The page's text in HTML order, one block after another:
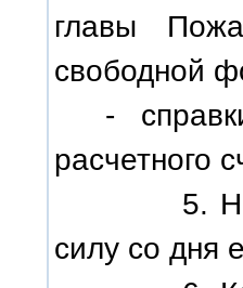
главы
свободной
-
расчетного
5.
силу со дня